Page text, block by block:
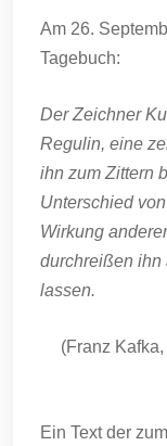
Am 26.
Tagebuch:
Der Zeichner
Regulin, eine
ihn zum Zittern
Unterschied
Wirkung
durchreißen ihn
lassen.
(Franz
Ein Text der